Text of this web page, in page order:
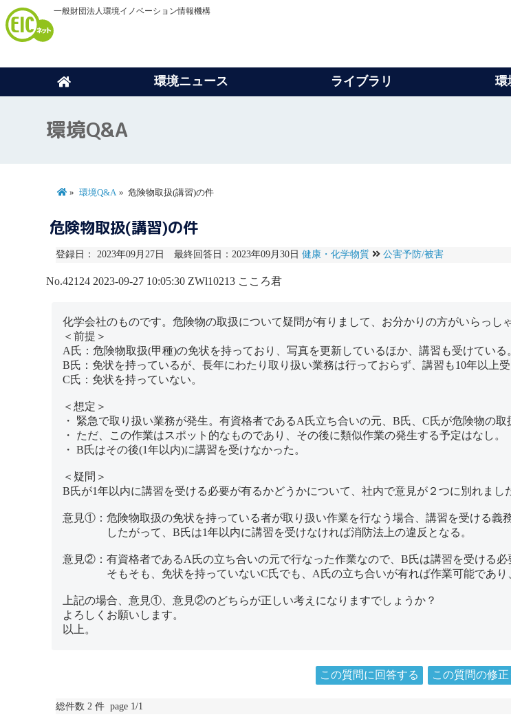
一般財団法人環境イノベーション情報機構
環境ニュース ライブラリ 環
環境Q&A
環境Q&A 危険物取扱(講習)の件
危険物取扱(講習)の件
登録日： 2023年09月27日 最終回答日：2023年09月30日 健康・化学物質 公害予防/被害
No.42124 2023-09-27 10:05:30 ZWl10213 こころ君
化学会社のものです。危険物の取扱について疑問が有りまして、お分かりの方がいらっし
＜前提＞
A氏：危険物取扱(甲種)の免状を持っており、写真を更新しているほか、講習も受けている
B氏：免状を持っているが、長年にわたり取り扱い業務は行っておらず、講習も10年以上受
C氏：免状を持っていない。
＜想定＞
・ 緊急で取り扱い業務が発生。有資格者であるA氏立ち合いの元、B氏、C氏が危険物の取
・ ただ、この作業はスポット的なものであり、その後に類似作業の発生する予定はなし。
・ B氏はその後(1年以内)に講習を受けなかった。
＜疑問＞
B氏が1年以内に講習を受ける必要が有るかどうかについて、社内で意見が２つに別れまし
意見①：危険物取扱の免状を持っている者が取り扱い作業を行なう場合、講習を受ける義務
したがって、B氏は1年以内に講習を受けなければ消防法上の違反となる。
意見②：有資格者であるA氏の立ち合いの元で行なった作業なので、B氏は講習を受ける必
そもそも、免状を持っていないC氏でも、A氏の立ち合いが有れば作業可能であり、
上記の場合、意見①、意見②のどちらが正しい考えになりますでしょうか？
よろしくお願いします。
以上。
この質問に回答する この質問の修正
総件数 2 件 page 1/1